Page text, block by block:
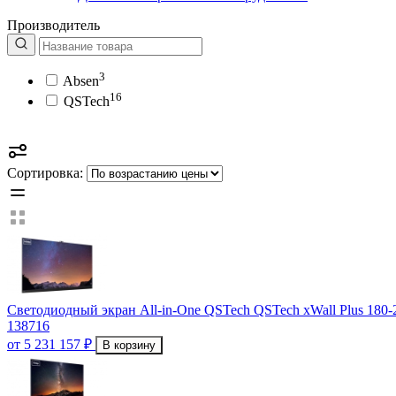
Производитель
Absen3
QSTech16
Сортировка:
Светодиодный экран All-in-One QSTech QSTech xWall Plus 180-
138716
от 5 231 157 ₽
В корзину